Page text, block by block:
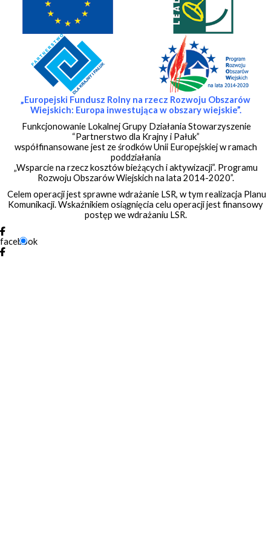
„Europejski Fundusz Rolny na rzecz Rozwoju Obszarów
Wiejskich: Europa inwestująca w obszary wiejskie”.
Funkcjonowanie Lokalnej Grupy Działania Stowarzyszenie
“Partnerstwo dla Krajny i Pałuk”
współfinansowane jest ze środków Unii Europejskiej w ramach
poddziałania
„Wsparcie na rzecz kosztów bieżących i aktywizacji”. Programu
Rozwoju Obszarów Wiejskich na lata 2014-2020”.
Celem operacji jest sprawne wdrażanie LSR, w tym realizacja Planu
Komunikacji. Wskaźnikiem osiągnięcia celu operacji jest finansowy
postęp we wdrażaniu LSR.
facebook